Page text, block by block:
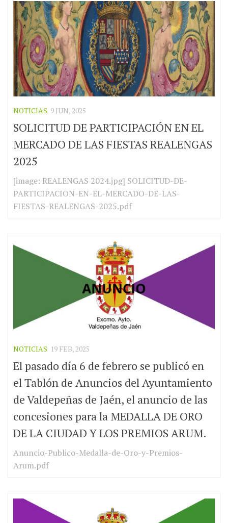
NOTICIAS 9 JUN, 2025
SOLICITUD DE PARTICIPACIÓN EN EL
MERCADO DE LAS FIESTAS REALENGAS
2025
[image: REALENGAS 2024.jpg] SOLICITUD-DE-
PARTICIPACION-EN-EL-MERCADO-DE-LAS-
FIESTAS-REALENGAS-2025.pdf
NOTICIAS 19 FEB, 2025
El pasado día 6 de febrero se publicó en
el Tablón de Anuncios del Ayuntamiento
de Valdepeñas de Jaén, el anuncio de las
concesiones para la MEDALLA DE ORO
DE LA CIUDAD Y LOS PREMIOS ARUM.
Anuncio-Publico-Medalla-de-Oro-y-Premios-
Arum.pdf